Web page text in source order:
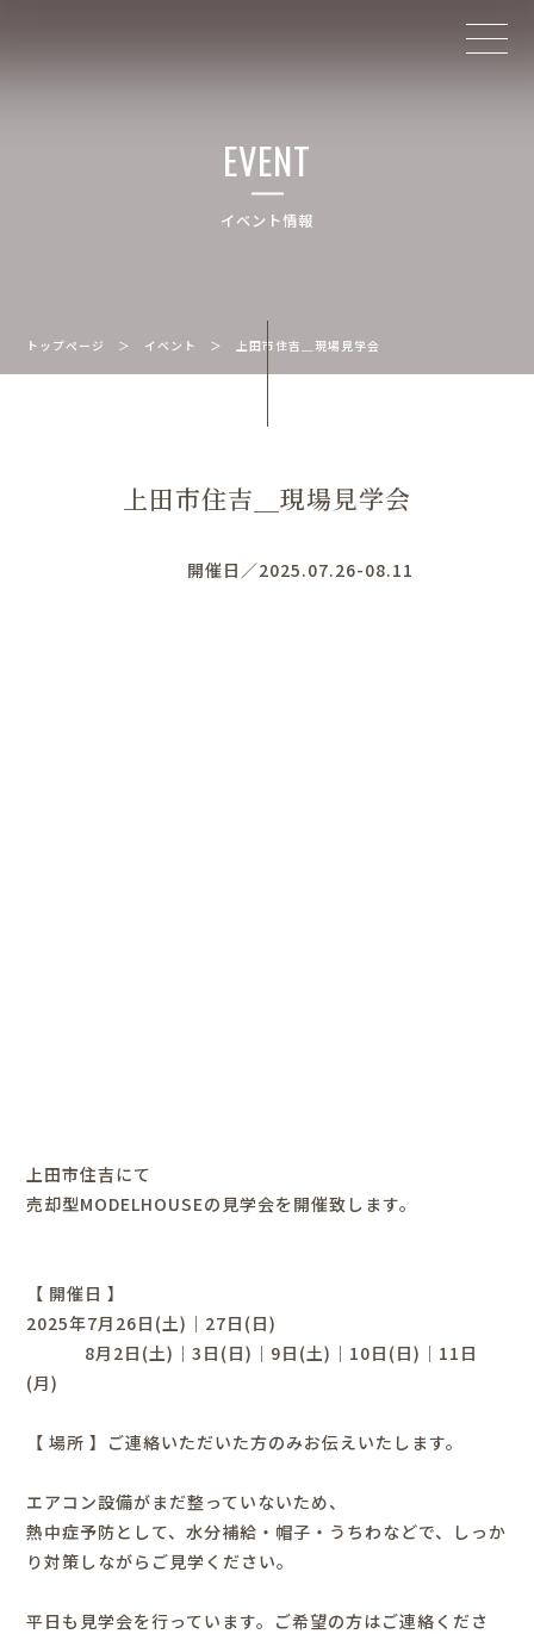
EVENT
イベント情報
トップページ ＞ イベント ＞上田市住吉＿現場見学会
上田市住吉＿現場見学会
開催日／2025.07.26-08.11
上田市住吉にて
売却型MODELHOUSEの見学会を開催致します。
【 開催日 】
2025年7月26日(土)｜27日(日)
8月2日(土)｜3日(日)｜9日(土)｜10日(日)｜11日
(月)
【 場所 】 ご連絡いただいた方のみお伝えいたします。
エアコン設備がまだ整っていないため、
熱中症予防として、水分補給・帽子・うちわなどで、しっか
り対策しながらご見学ください。
平日も見学会を行っています。ご希望の方はご連絡くださ